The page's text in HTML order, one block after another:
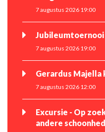
7 augustus 2026 19:00
Jubileumtoernooi
7 augustus 2026 19:00
Gerardus Majella
7 augustus 2026 12:00
Excursie - Op
andere